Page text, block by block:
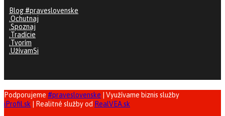
Blog #praveslovenske
.Ochutnaj
.Spoznaj
.Tradície
.Tvorím
.UžívamSi
Podporujeme #praveslovenske | Využívame biznis služby
iProfil.sk | Realitné služby od RealVEA.sk